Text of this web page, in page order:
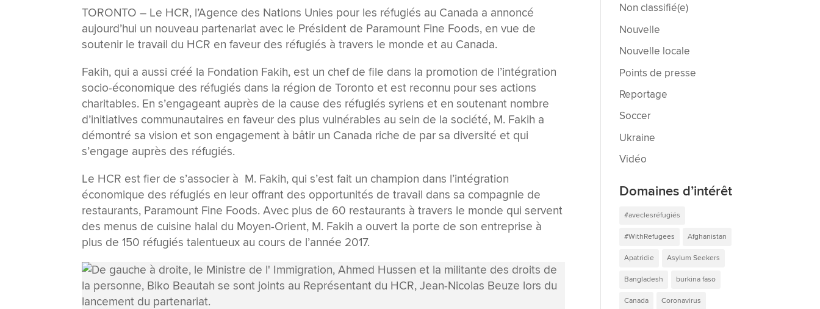
TORONTO – Le HCR, l’Agence des Nations Unies pour les réfugiés au Canada a annoncé
aujourd’hui un nouveau partenariat avec le Président de Paramount Fine Foods, en vue de
soutenir le travail du HCR en faveur des réfugiés à travers le monde et au Canada.
Fakih, qui a aussi créé la Fondation Fakih, est un chef de file dans la promotion de l’intégration
socio-économique des réfugiés dans la région de Toronto et est reconnu pour ses actions
charitables. En s’engageant auprès de la cause des réfugiés syriens et en soutenant nombre
d’initiatives communautaires en faveur des plus vulnérables au sein de la société, M. Fakih a
démontré sa vision et son engagement à bâtir un Canada riche de par sa diversité et qui
s’engage auprès des réfugiés.
Le HCR est fier de s’associer à M. Fakih, qui s’est fait un champion dans l’intégration
économique des réfugiés en leur offrant des opportunités de travail dans sa compagnie de
restaurants, Paramount Fine Foods. Avec plus de 60 restaurants à travers le monde qui servent
des menus de cuisine halal du Moyen-Orient, M. Fakih a ouvert la porte de son entreprise à
plus de 150 réfugiés talentueux au cours de l’année 2017.
Non classifié(e)
Nouvelle
Nouvelle locale
Points de presse
Reportage
Soccer
Ukraine
Vidéo
Domaines d’intérêt
#aveclesréfugiés
#WithRefugees Afghanistan
Apatridie Asylum Seekers
Bangladesh burkina faso
Canada Coronavirus